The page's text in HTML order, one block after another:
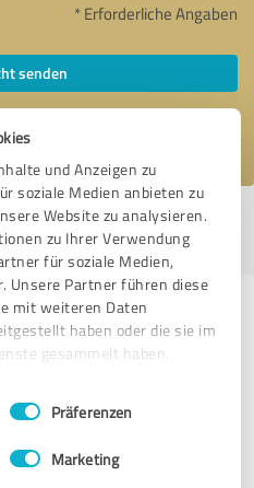
und Anzeigen zu
soziale Medien anbieten zu
Website zu analysieren.
zu Ihrer Verwendung
für soziale Medien,
Unsere Partner führen diese
mit weiteren Daten
haben oder die sie im
gesammelt haben.
Präferenzen
Marketing
* Erforderliche Angaben
senden
Aktualisierung: 01.03.2021|Profil
zu weiteren
dem Bereich